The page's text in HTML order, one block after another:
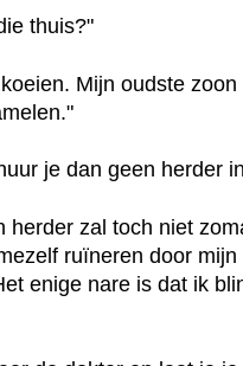
thuis?"
Mijn oudste
je dan geen herder
herder zal toch niet
ruïneren door
enige nare is dat ik